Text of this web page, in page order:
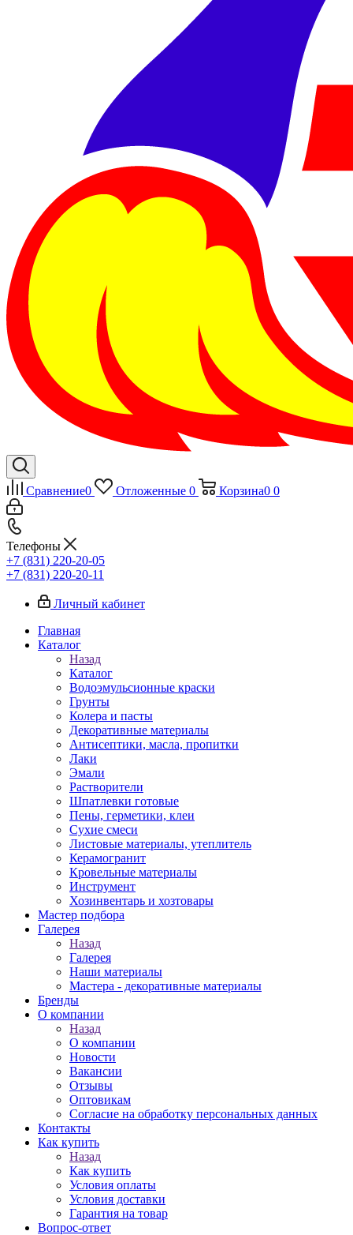
Сравнение0 Отложенные 0 Корзина0 0
Телефоны
+7 (831) 220-20-05
+7 (831) 220-20-11
Личный кабинет
Главная
Каталог
Назад
Каталог
Водоэмульсионные краски
Грунты
Колера и пасты
Декоративные материалы
Антисептики, масла, пропитки
Лаки
Эмали
Растворители
Шпатлевки готовые
Пены, герметики, клеи
Сухие смеси
Листовые материалы, утеплитель
Керамогранит
Кровельные материалы
Инструмент
Хозинвентарь и хозтовары
Мастер подбора
Галерея
Назад
Галерея
Наши материалы
Мастера - декоративные материалы
Бренды
О компании
Назад
О компании
Новости
Вакансии
Отзывы
Оптовикам
Cогласие на обработку персональных данных
Контакты
Как купить
Назад
Как купить
Условия оплаты
Условия доставки
Гарантия на товар
Вопрос-ответ